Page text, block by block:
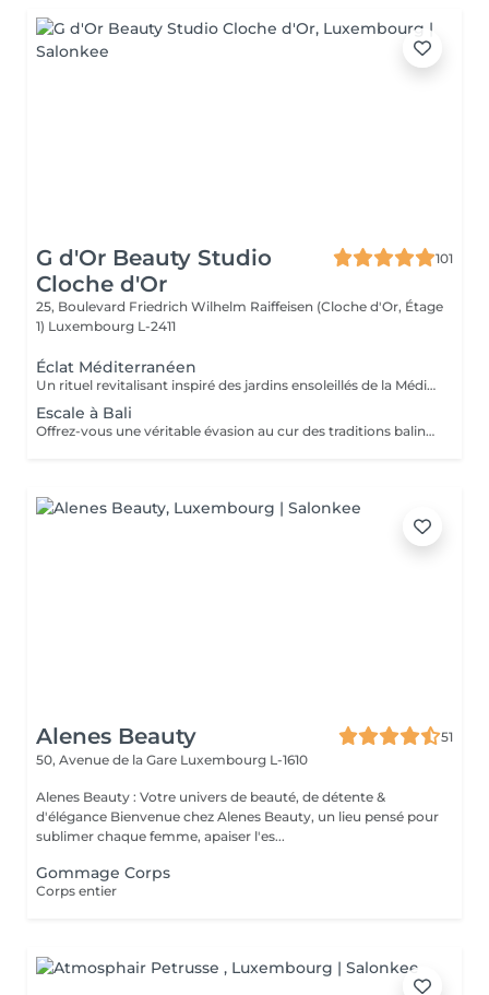
G d'Or Beauty Studio
Cloche d'Or
101
25, Boulevard Friedrich Wilhelm Raiffeisen (Cloche d'Or, Étage
1) Luxembourg L-2411
Éclat Méditerranéen
Un rituel revitalisant inspiré des jardins ensoleillés de la Méditerranée. L'exfoliation au sucre élimine les cellules mortes et révèle une peau douce et lumineuse, tandis qu'un massage relaxant aux notes d'orange douce, de mandarine et de fleur d'oranger procure une profonde sensation de bien-être. Une véritable parenthèse de fraîcheur qui réveille le corps et les sens.
Escale à Bali
Offrez-vous une véritable évasion au cur des traditions balinaises. Ce rituel associe une exfoliation douce à un massage relaxant aux senteurs de coco, de fleur de tiaré et de vanille. La peau est intensément nourrie, satinée et délicatement parfumée, tandis que le corps retrouve calme et sérénité.
Alenes Beauty
51
50, Avenue de la Gare Luxembourg L-1610
Alenes Beauty : Votre univers de beauté, de détente &
d'élégance Bienvenue chez Alenes Beauty, un lieu pensé pour
sublimer chaque femme, apaiser l'es...
Gommage Corps
Corps entier